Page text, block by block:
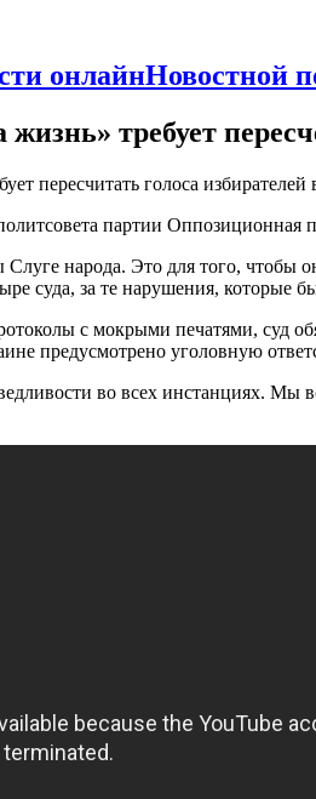
Новостной
требует
пересчитать голоса
партии
народа. Это для того, чтобы
суда, за те нарушения, которые
с мокрыми печатями, суд
предусмотрено уголовную
во всех инстанциях.